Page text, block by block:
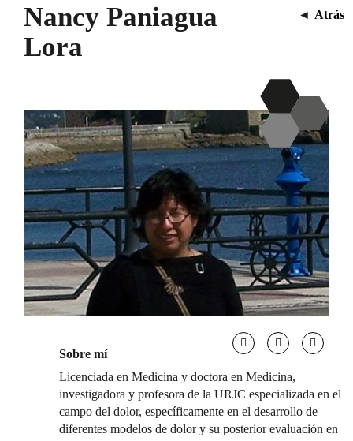
Nancy Paniagua
Lora
◄ Atrás
Sobre mí
Licenciada en Medicina y doctora en Medicina,
investigadora y profesora de la URJC especializada en el
campo del dolor, específicamente en el desarrollo de
diferentes modelos de dolor y su posterior evaluación en